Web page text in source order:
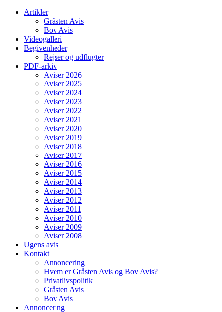
Artikler
Gråsten Avis
Bov Avis
Videogalleri
Begivenheder
Rejser og udflugter
PDF-arkiv
Aviser 2026
Aviser 2025
Aviser 2024
Aviser 2023
Aviser 2022
Aviser 2021
Aviser 2020
Aviser 2019
Aviser 2018
Aviser 2017
Aviser 2016
Aviser 2015
Aviser 2014
Aviser 2013
Aviser 2012
Aviser 2011
Aviser 2010
Aviser 2009
Aviser 2008
Ugens avis
Kontakt
Annoncering
Hvem er Gråsten Avis og Bov Avis?
Privatlivspolitik
Gråsten Avis
Bov Avis
Annoncering